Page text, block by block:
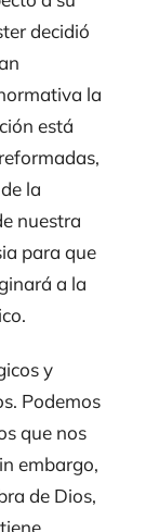
decidió
la
está
la
nuestra
para que
a la
y
Podemos
que nos
embargo,
de Dios,